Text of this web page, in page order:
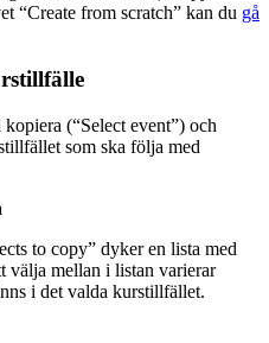
“Create from scratch” kan du gå
(“Select event”) och
som ska följa med
to copy” dyker en lista med
välja mellan i listan varierar
i det valda kurstillfället.